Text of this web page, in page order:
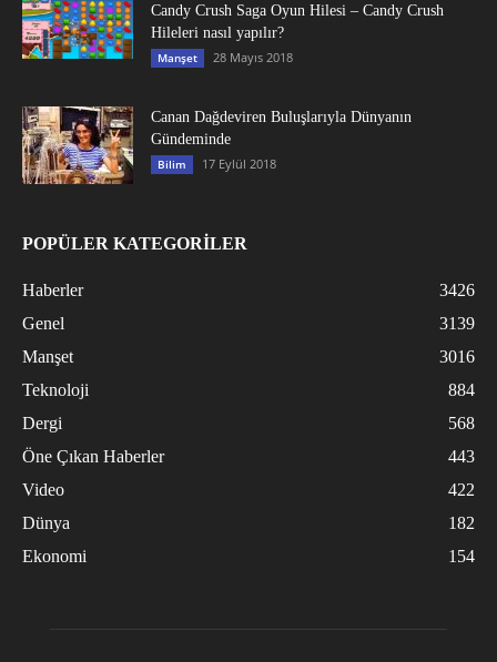
Candy Crush Saga Oyun Hilesi – Candy Crush
Hileleri nasıl yapılır?
Manşet 28 Mayıs 2018
Canan Dağdeviren Buluşlarıyla Dünyanın
Gündeminde
Bilim 17 Eylül 2018
POPÜLER KATEGORİLER
Haberler
3426
Genel
3139
Manşet
3016
Teknoloji
884
Dergi
568
Öne Çıkan Haberler
443
Video
422
Dünya
182
Ekonomi
154